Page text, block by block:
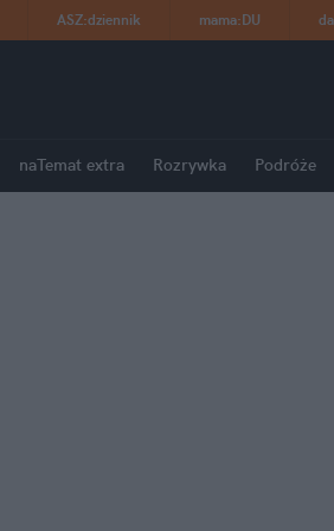
ASZ:dziennik mama:DU
naTemat extra Rozrywka Podróże